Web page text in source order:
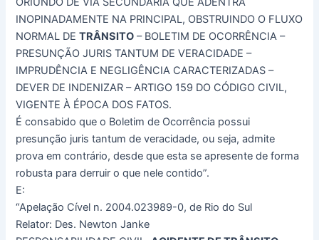
INOPINADAMENTE NA PRINCIPAL, OBSTRUINDO O FLUXO
NORMAL DETRÂNSITO – BOLETIM DE OCORRÊNCIA –
PRESUNÇÃO JURIS TANTUM DE VERACIDADE –
IMPRUDÊNCIA E NEGLIGÊNCIA CARACTERIZADAS –
DEVER DE INDENIZAR – ARTIGO 159 DO CÓDIGO CIVIL,
VIGENTE À ÉPOCA DOS FATOS.
É consabido que o Boletim de Ocorrência possui
presunção juris tantum de veracidade, ou seja, admite
prova em contrário, desde que esta se apresente de forma
robusta para derruir o que nele contido”.
E:
“Apelação Cível n. 2004.023989-0, de Rio do Sul
Relator: Des. Newton Janke